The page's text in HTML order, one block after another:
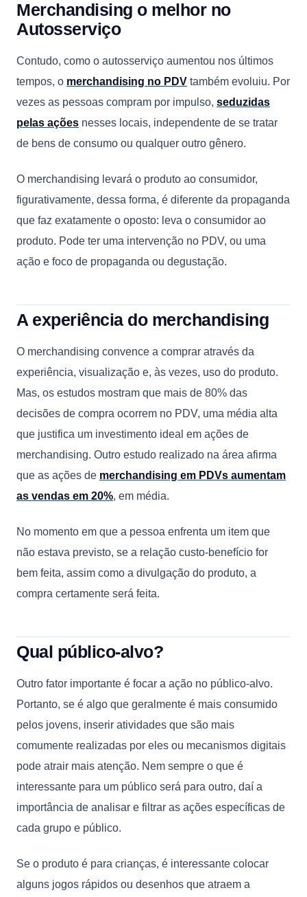
Merchandising o melhor no
Autosserviço
Contudo, como o autosserviço aumentou nos últimos
tempos, o merchandising no PDV também evoluiu. Por
vezes as pessoas compram por impulso, seduzidas
pelas ações nesses locais, independente de se tratar
de bens de consumo ou qualquer outro gênero.
O merchandising levará o produto ao consumidor,
figurativamente, dessa forma, é diferente da propaganda
que faz exatamente o oposto: leva o consumidor ao
produto. Pode ter uma intervenção no PDV, ou uma
ação e foco de propaganda ou degustação.
A experiência do merchandising
O merchandising convence a comprar através da
experiência, visualização e, às vezes, uso do produto.
Mas, os estudos mostram que mais de 80% das
decisões de compra ocorrem no PDV, uma média alta
que justifica um investimento ideal em ações de
merchandising. Outro estudo realizado na área afirma
que as ações de merchandising em PDVs aumentam
as vendas em 20%, em média.
No momento em que a pessoa enfrenta um item que
não estava previsto, se a relação custo-benefício for
bem feita, assim como a divulgação do produto, a
compra certamente será feita.
Qual público-alvo?
Outro fator importante é focar a ação no público-alvo.
Portanto, se é algo que geralmente é mais consumido
pelos jovens, inserir atividades que são mais
comumente realizadas por eles ou mecanismos digitais
pode atrair mais atenção. Nem sempre o que é
interessante para um público será para outro, daí a
importância de analisar e filtrar as ações específicas de
cada grupo e público.
Se o produto é para crianças, é interessante colocar
alguns jogos rápidos ou desenhos que atraem a